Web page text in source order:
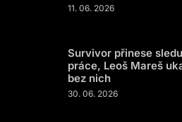
11. 06. 2026
Survivor přinese
práce, Leoš Mareš
bez nich
30. 06. 2026